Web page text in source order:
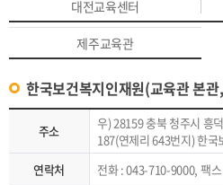
대전교육센터
제주교육관
한국보건복지인재원(교육관 본
주소
우) 28159 충북 청주시 흥
187(연제리 643번지) 한국
연락처
전화 : 043-710-9000, 팩